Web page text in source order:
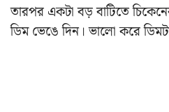
তারপর একটা বড় বাটিতে
ডিম ভেঙে দিন। ভালো করে